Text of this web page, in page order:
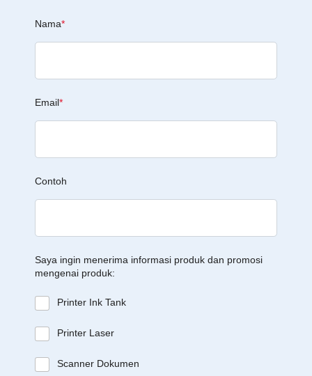
Nama*
Email*
Contoh
Saya ingin menerima informasi produk dan promosi
mengenai produk:
Printer Ink Tank
Printer Laser
Scanner Dokumen